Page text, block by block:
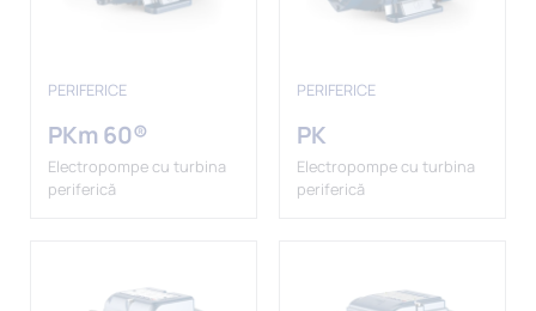
PERIFERICE
PKm 60®
Electropompe cu turbina
periferică
PERIFERICE
PK
Electropompe cu turbina
periferică